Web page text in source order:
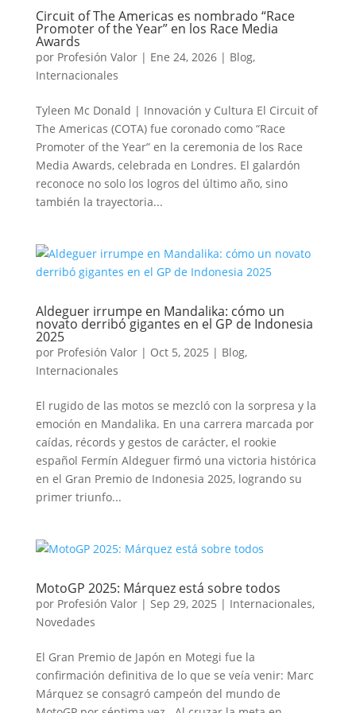
Circuit of The Americas es nombrado “Race
Promoter of the Year” en los Race Media
Awards
por Profesión Valor| Ene 24, 2026| Blog,
Internacionales
Tyleen Mc Donald | Innovación y Cultura El Circuit of
The Americas (COTA) fue coronado como “Race
Promoter of the Year” en la ceremonia de los Race
Media Awards, celebrada en Londres. El galardón
reconoce no solo los logros del último año, sino
también la trayectoria...
Aldeguer irrumpe en Mandalika: cómo un
novato derribó gigantes en el GP de Indonesia
2025
por Profesión Valor| Oct 5, 2025 | Blog,
Internacionales
El rugido de las motos se mezcló con la sorpresa y la
emoción en Mandalika. En una carrera marcada por
caídas, récords y gestos de carácter, el rookie
español Fermín Aldeguer firmó una victoria histórica
en el Gran Premio de Indonesia 2025, logrando su
primer triunfo...
MotoGP 2025: Márquez está sobre todos
por Profesión Valor| Sep 29, 2025 | Internacionales,
Novedades
El Gran Premio de Japón en Motegi fue la
confirmación definitiva de lo que se veía venir: Marc
Márquez se consagró campeón del mundo de